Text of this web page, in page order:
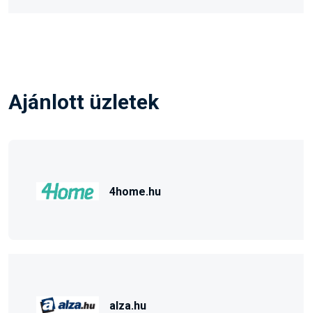
Ajánlott üzletek
4home.hu
alza.hu